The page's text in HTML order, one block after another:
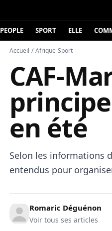
PEOPLE SPORT ELLE
Accueil / Afrique-Sport
CAF-
en été
Selon les informations
entendus pour
Romaric Déguénon
Voir tous ses articles